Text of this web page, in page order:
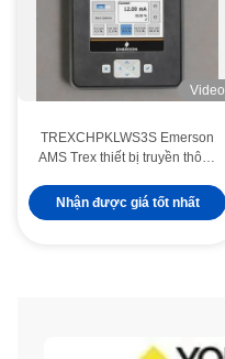
Video
TREXCHPKLWS3S Emerson
AMS Trex thiết bị truyền thông
Nhận được giá tốt nhất